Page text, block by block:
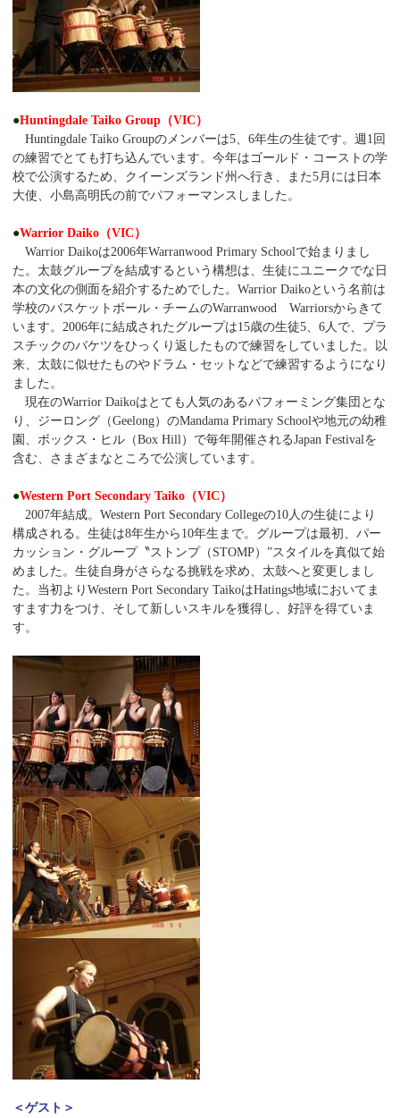
●Huntingdale Taiko Group（VIC）
Huntingdale Taiko Groupのメンバーは5、6年生の生徒です。週1回
の練習でとても打ち込んでいます。今年はゴールド・コーストの学
校で公演するため、クイーンズランド州へ行き、また5月には日本
大使、小島高明氏の前でパフォーマンスしました。
●Warrior Daiko（VIC）
Warrior Daikoは2006年Warranwood Primary Schoolで始まりまし
た。太鼓グループを結成するという構想は、生徒にユニークでな日
本の文化の側面を紹介するためでした。Warrior Daikoという名前は
学校のバスケットボール・チームのWarranwood Warriorsからきて
います。2006年に結成されたグループは15歳の生徒5、6人で、プラ
スチックのバケツをひっくり返したもので練習をしていました。以
来、太鼓に似せたものやドラム・セットなどで練習するようになり
ました。
現在のWarrior Daikoはとても人気のあるパフォーミング集団とな
り、ジーロング（Geelong）のMandama Primary Schoolや地元の幼稚
園、ボックス・ヒル（Box Hill）で毎年開催されるJapan Festivalを
含む、さまざまなところで公演しています。
●Western Port Secondary Taiko（VIC）
2007年結成。Western Port Secondary Collegeの10人の生徒により
構成される。生徒は8年生から10年生まで。グループは最初、パー
カッション・グループ〝ストンプ（STOMP）”スタイルを真似て始
めました。生徒自身がさらなる挑戦を求め、太鼓へと変更しまし
た。当初よりWestern Port Secondary TaikoはHatings地域においてま
すます力をつけ、そして新しいスキルを獲得し、好評を得ていま
す。
＜ゲスト＞